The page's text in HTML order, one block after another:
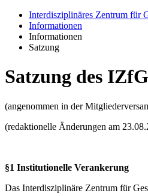
Interdisziplinäres Zentrum für
Informationen
Informationen
Satzung
Satzung des IZfG
(angenommen in der
(redaktionelle Änderungen am
§1 Institutionelle Verankerung
Das Interdisziplinäre Zentrum für